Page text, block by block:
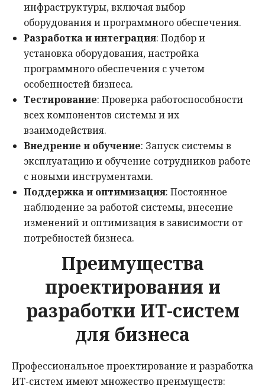
инфраструктуры, включая выбор
оборудования и программного обеспечения.
Разработка и интеграция: Подбор и
установка оборудования, настройка
программного обеспечения с учетом
особенностей бизнеса.
Тестирование: Проверка работоспособности
всех компонентов системы и их
взаимодействия.
Внедрение и обучение: Запуск системы в
эксплуатацию и обучение сотрудников работе
с новыми инструментами.
Поддержка и оптимизация: Постоянное
наблюдение за работой системы, внесение
изменений и оптимизация в зависимости от
потребностей бизнеса.
Преимущества
проектирования и
разработки ИТ-систем
для бизнеса
Профессиональное проектирование и разработка
ИТ-систем имеют множество преимуществ: